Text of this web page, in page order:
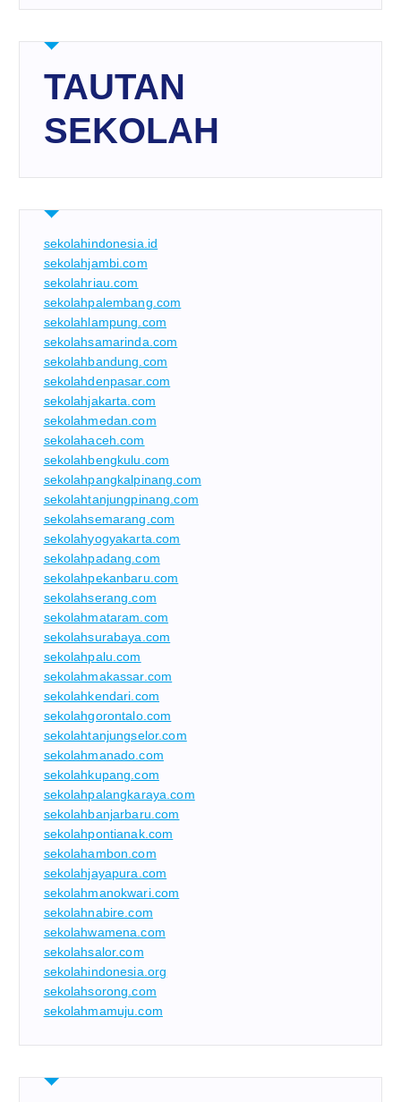
TAUTAN
SEKOLAH
sekolahindonesia.id
sekolahjambi.com
sekolahriau.com
sekolahpalembang.com
sekolahlampung.com
sekolahsamarinda.com
sekolahbandung.com
sekolahdenpasar.com
sekolahjakarta.com
sekolahmedan.com
sekolahaceh.com
sekolahbengkulu.com
sekolahpangkalpinang.com
sekolahtanjungpinang.com
sekolahsemarang.com
sekolahyogyakarta.com
sekolahpadang.com
sekolahpekanbaru.com
sekolahserang.com
sekolahmataram.com
sekolahsurabaya.com
sekolahpalu.com
sekolahmakassar.com
sekolahkendari.com
sekolahgorontalo.com
sekolahtanjungselor.com
sekolahmanado.com
sekolahkupang.com
sekolahpalangkaraya.com
sekolahbanjarbaru.com
sekolahpontianak.com
sekolahambon.com
sekolahjayapura.com
sekolahmanokwari.com
sekolahnabire.com
sekolahwamena.com
sekolahsalor.com
sekolahindonesia.org
sekolahsorong.com
sekolahmamuju.com